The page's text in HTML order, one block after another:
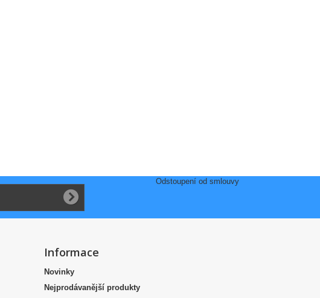
Informace
Novinky
Nejprodávanější produkty
Odstoupení od smlouvy